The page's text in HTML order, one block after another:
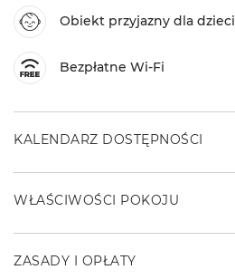
Obiekt przyjazny dla dzieci
Bezpłatne Wi-Fi
KALENDARZ DOSTĘPNOŚCI
WŁAŚCIWOŚCI POKOJU
ZASADY I OPŁATY